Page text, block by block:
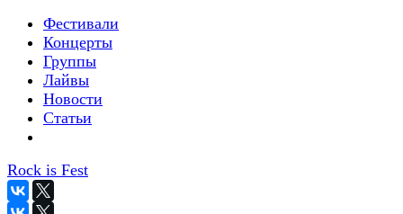
Фестивали
Концерты
Группы
Лайвы
Новости
Статьи
Rock is Fest